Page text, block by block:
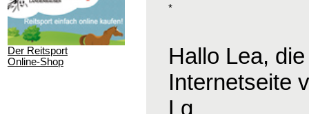
Der Reitsport
Online-Shop
*
Hallo Lea,
Internetseite
Lg